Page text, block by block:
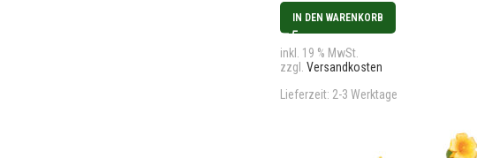
IN DEN WARENKORB
inkl. 19 % MwSt.
zzgl.Versandkosten
Lieferzeit: 2-3 Werktage